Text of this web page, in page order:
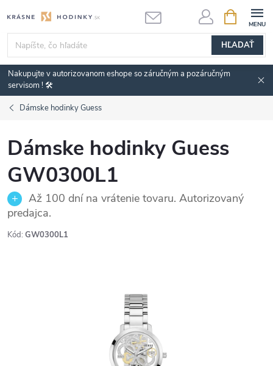
na
obsah
HĽADAŤ
KOŠÍK
Nakupujte v autorizovanom eshope so záručným a pozáručným
servisom ! 🛠️
Dámske hodinky Guess
Dámske hodinky Guess
GW0300L1
Až 100 dní na vrátenie tovaru. Autorizovaný
predajca.
Kód: GW0300L1